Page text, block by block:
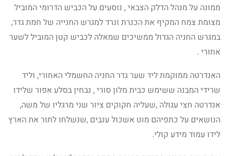
ממונה על מנהל הדלק הצבאי , נוסעים על הכביש הדרומי המוביל
מצומת צמח המקיף את הכנרת ונרד למגרש החנייה של חמת גדר,
במגרש החניה הגדול ממשיכים שמאלה לכביש קטן המוביל לשער
אחורי .
האנדרטה ממוקמת ליד שער גדר החניה החשמלי האחורי, וליד
שרידי המבנה ששימש כבית מלון סורי , נבחין בסלע אפור שלידו
אנדרטה חצי עגולה ,שעליה חקוקים ציור שני מרגליו של משה,
הנושאים על כתפיהם מוט אשכול ענבים ,שנשלחו לתור את הארץ
לידו עמוד מידע קולי.